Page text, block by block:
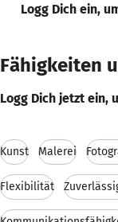
Logg Dich ein,
Fähigkeiten
Logg Dich jetzt ein,
Kunst Malerei
Flexibilität